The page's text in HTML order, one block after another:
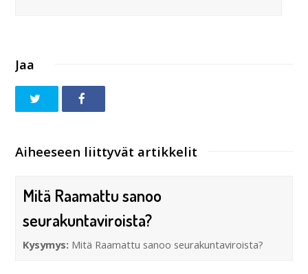
Jaa
Aiheeseen liittyvät artikkelit
Mitä Raamattu sanoo
seurakuntaviroista?
Kysymys: Mitä Raamattu sanoo seurakuntaviroista?